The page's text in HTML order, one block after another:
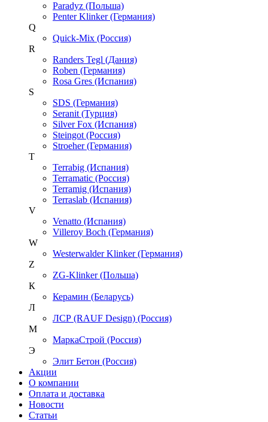
Paradyz (Польша)
Penter Klinker (Германия)
Q
Quick-Mix (Россия)
R
Randers Tegl (Дания)
Roben (Германия)
Rosa Gres (Испания)
S
SDS (Германия)
Seranit (Турция)
Silver Fox (Испания)
Steingot (Россия)
Stroeher (Германия)
T
Terrabig (Испания)
Terramatic (Россия)
Terramig (Испания)
Terraslab (Испания)
V
Venatto (Испания)
Villeroy Boch (Германия)
W
Westerwalder Klinker (Германия)
Z
ZG-Klinker (Польша)
К
Керамин (Беларусь)
Л
ЛСР (RAUF Design) (Россия)
М
МаркаСтрой (Россия)
Э
Элит Бетон (Россия)
Акции
О компании
Оплата и доставка
Новости
Статьи